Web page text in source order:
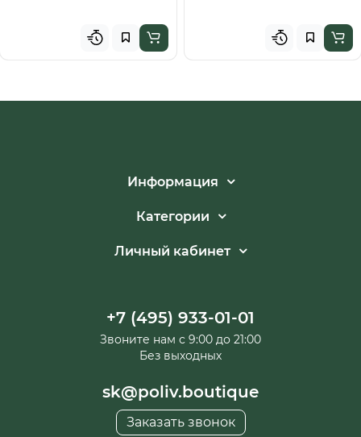
Информация
Категории
Личный кабинет
+7 (495) 933-01-01
Звоните нам с 9:00 до 21:00
Без выходных
sk@poliv.boutique
Заказать звонок